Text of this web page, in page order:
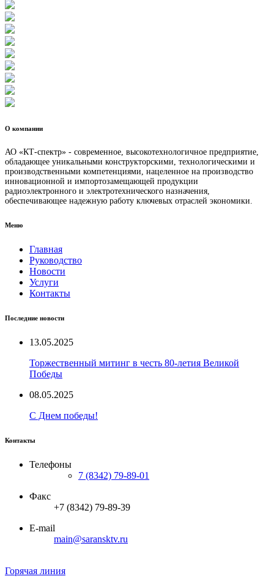
О компании
АО «КТ-спектр» - современное, высокотехнологичное предприятие,
обладающее уникальными конструкторскими, технологическими и
производственными компетенциями, нацеленное на производство
инновационной и импортозамещающей продукции
радиоэлектронного и электротехнического назначения,
обеспечивающее надежную работу ключевых отраслей экономики.
Меню
Главная
Руководство
Новости
Услуги
Контакты
Последние новости
13.05.2025
Торжественный митинг в честь 80-летия Великой
Победы
08.05.2025
С Днем победы!
Контакты
Телефоны
7 (8342) 79-89-01
Факс
+7 (8342) 79-89-39
E-mail
main@saransktv.ru
Горячая линия